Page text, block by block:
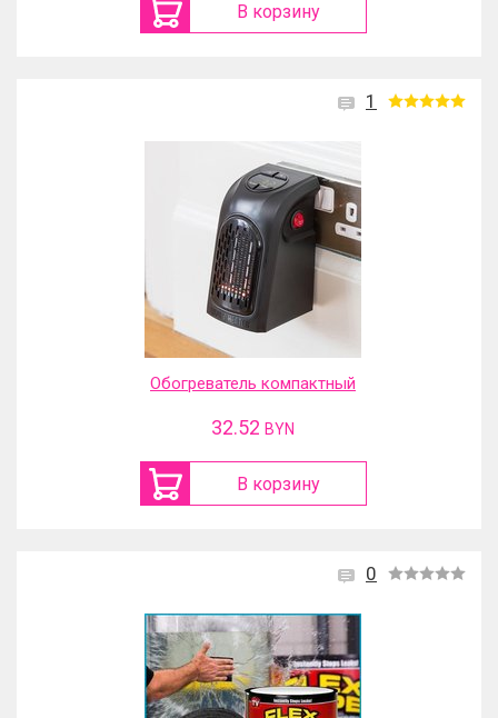
В корзину
1
Обогреватель компактный
32.52 BYN
В корзину
0